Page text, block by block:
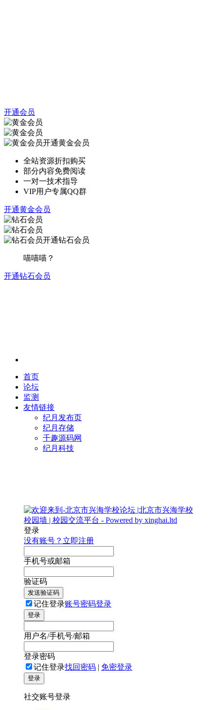
开通会员
开通黄金会员
全站资源折扣购买
部分内容免费阅读
一对一技术指导
VIP用户专属QQ群
开通黄金会员
开通钻石会员
喵喵喵？
开通钻石会员
首页
论坛
监测
友情链接
纪月发布页
纪月存储
千趣源码网
纪月科技
登录
没有账号？立即注册
手机号或邮箱
验证码
发送验证码
记住登录账号密码登录
登录
用户名/手机号/邮箱
登录密码
记住登录找回密码 | 免密登录
登录
社交账号登录